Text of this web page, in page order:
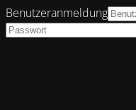
Benutzeranmeldung